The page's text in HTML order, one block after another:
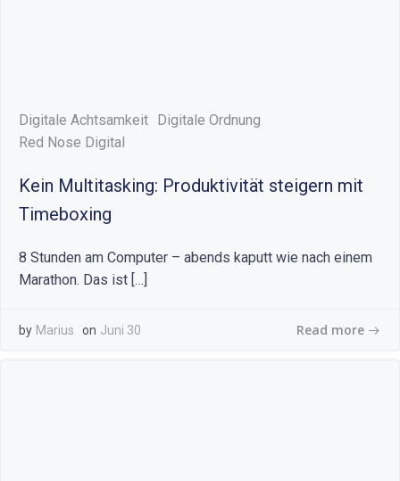
Digitale Achtsamkeit Digitale Ordnung
Red Nose Digital
Kein Multitasking: Produktivität steigern mit
Timeboxing
8 Stunden am Computer – abends kaputt wie nach einem
Marathon. Das ist […]
by Marius on Juni 30 Read more